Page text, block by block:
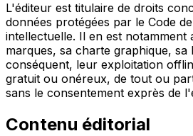
L'éditeur est titulaire de droits
données protégées par le Code
intellectuelle. Il en est notamment
marques, sa charte graphique, sa
conséquent, leur exploitation
gratuit ou onéreux, de tout ou
sans le consentement exprès de
Contenu éditorial